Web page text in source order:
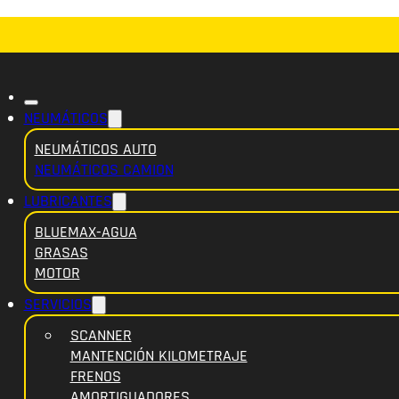
NEUMÁTICOS
NEUMÁTICOS AUTO
NEUMÁTICOS CAMION
LUBRICANTES
BLUEMAX-AGUA
GRASAS
MOTOR
SERVICIOS
SCANNER
MANTENCIÓN KILOMETRAJE
FRENOS